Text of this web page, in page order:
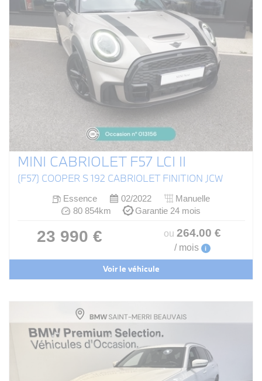
MINI CABRIOLET F57 LCI II
(F57) COOPER S 192 CABRIOLET FINITION JCW
Essence 02/2022
Manuelle
80 854km
Garantie 24 mois
23 990 € ou 264.00 €
/ mois i
Voir le véhicule